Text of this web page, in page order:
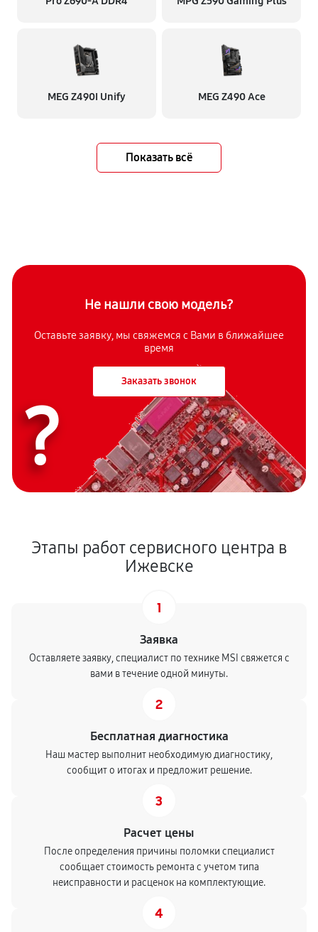
MEG Z490I Unify MEG Z490 Ace
Показать всё
Не нашли свою модель?
Оставьте заявку, мы свяжемся с Вами в ближайшее
время
Заказать звонок
?
Этапы работ сервисного центра в
Ижевске
1
Заявка
Оставляете заявку, специалист по технике MSI свяжется с
вами в течение одной минуты.
2
Бесплатная диагностика
Наш мастер выполнит необходимую диагностику,
сообщит о итогах и предложит решение.
3
Расчет цены
После определения причины поломки специалист
сообщает стоимость ремонта с учетом типа
неисправности и расценок на комплектующие.
4